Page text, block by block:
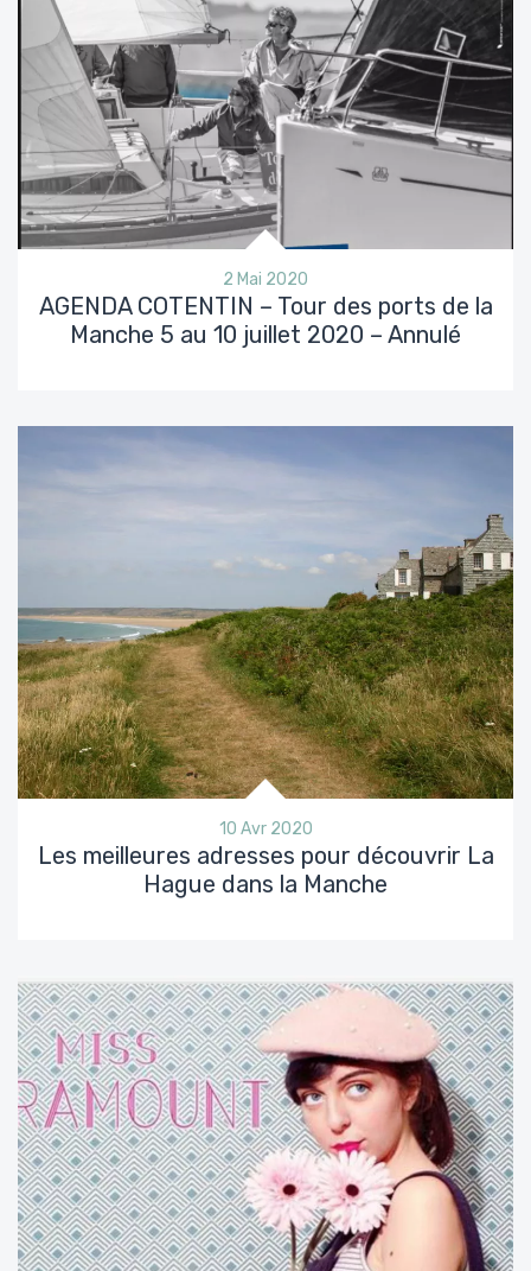
2 Mai 2020
AGENDA COTENTIN – Tour des ports de la
Manche 5 au 10 juillet 2020 – Annulé
10 Avr 2020
Les meilleures adresses pour découvrir La
Hague dans la Manche